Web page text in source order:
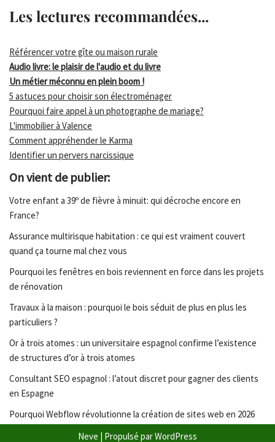
Les lectures recommandées...
Référencer votre gîte ou maison rurale
Audio livre: le plaisir de l'audio et du livre
Un métier méconnu en plein boom !
5 astuces pour choisir son électroménager
Pourquoi faire appel à un photographe de mariage?
L'immobilier à Valence
Comment appréhender le Karma
Identifier un pervers narcissique
On vient de publier:
Votre enfant a 39º de fièvre à minuit: qui décroche encore en
France?
Assurance multirisque habitation : ce qui est vraiment couvert
quand ça tourne mal chez vous
Pourquoi les fenêtres en bois reviennent en force dans les projets
de rénovation
Travaux à la maison : pourquoi le bois séduit de plus en plus les
particuliers ?
Or à trois atomes : un universitaire espagnol confirme l’existence
de structures d’or à trois atomes
Consultant SEO espagnol : l’atout discret pour gagner des clients
en Espagne
Pourquoi Webflow révolutionne la création de sites web en 2026
Neve | Propulsé parWordPress